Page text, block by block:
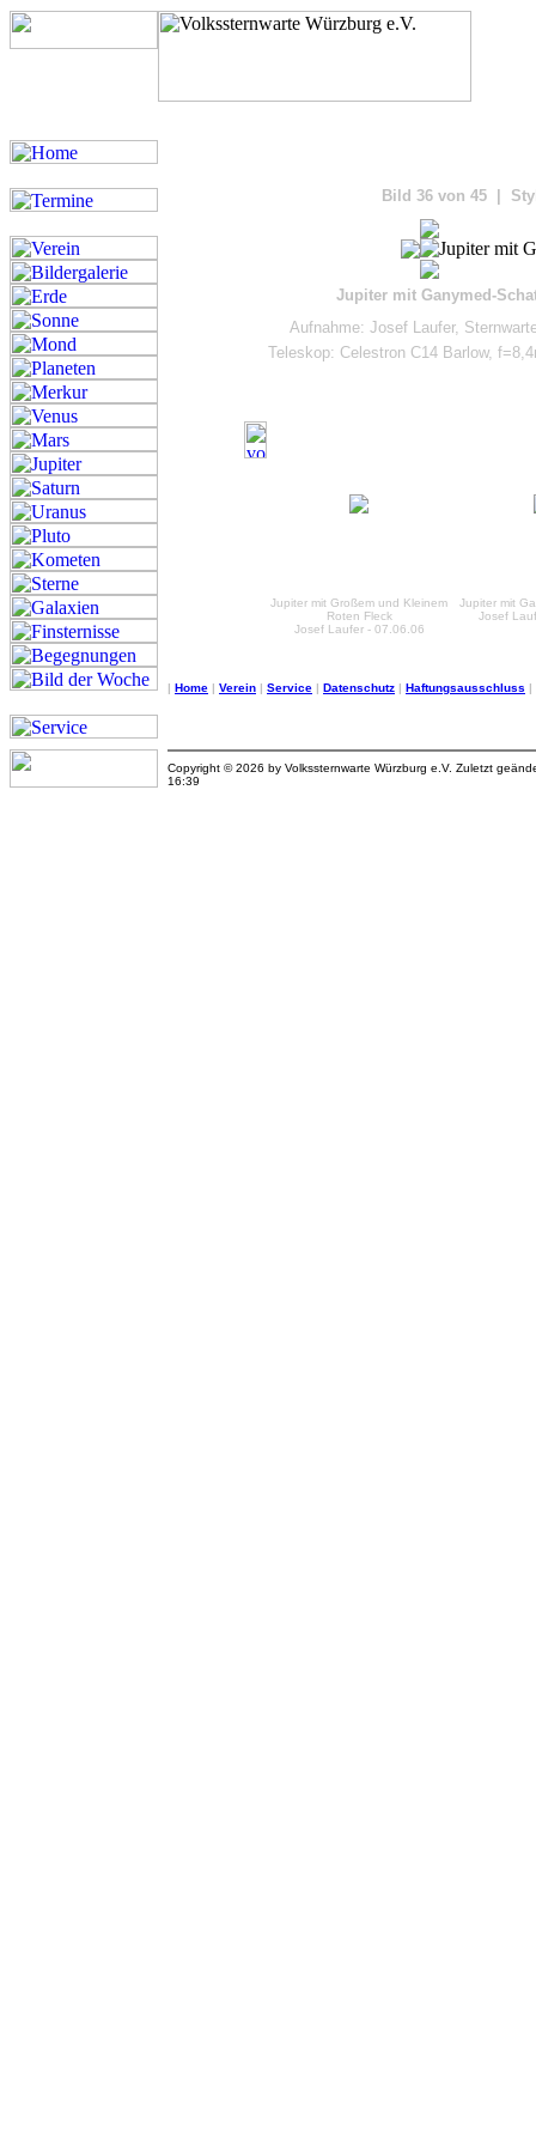
Bild 36 von 45 |
Jupiter mit Ganymed-
Aufnahme: Josef Laufer,
Teleskop: Celestron C14 Barlow,
Jupiter mit Großem und Kleinem
Roten Fleck
Josef Laufer - 07.06.06
Jupiter mit
Josef
| Home | Verein | Service | Datenschutz | Haftungsausschluss |
Copyright © 2026 by Volkssternwarte Würzburg e.V. Zuletzt
16:39